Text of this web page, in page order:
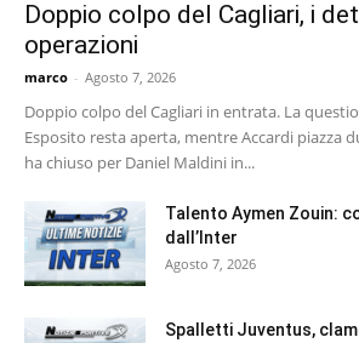
Doppio colpo del Cagliari, i
operazioni
marco - Agosto 7, 2026
Doppio colpo del Cagliari in entrata. La
Esposito resta aperta, mentre Accardi piazza
ha chiuso per Daniel Maldini in...
Talento Aymen Zouin:
dall’Inter
Agosto 7, 2026
Spalletti Juventus,